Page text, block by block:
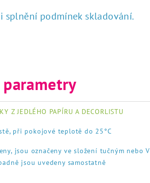
splnění podmínek skladování.
Z JEDLÉHO PAPÍRU A DECORLISTU
při pokojové teplotě do 25°C
jsou označeny ve složení tučným nebo
jsou uvedeny samostatně